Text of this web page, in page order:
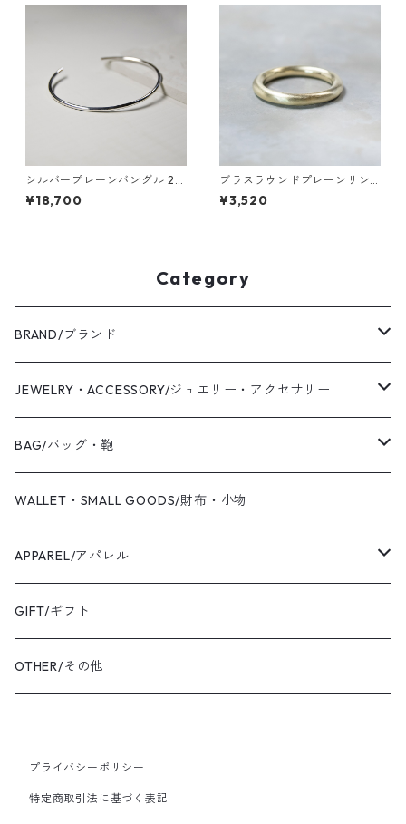
シルバープレーンバングル 2.
0mm幅 鏡面｜WKS PLANE B
ANGLE 2.0 sv mirror｜FA-6
¥18,700
ブラスラウンドプレーンリン
グ 3.0mm幅 マット 3号～27
号｜WKS ROUND PLANE RIN
¥3,520
Category
BRAND/ブランド
WAS KNOT WAS
2019 S/S
Coaling Cards Publisher
JEWELRY・ACCESSORY/ジュエリー・アクセサリー
RING/リング・指輪
PIERCED EARRINGS/ピアス
EAR CUFF/イヤーカフ
BANGLE・BRACELET/バングル・ブレスレット
K18YG/K18イエローゴールド
PT900/プラチナ
BAG/バッグ・鞄
CANVAS/帆布
LEATHER/皮革
トートバッグ
ショルダーバッグ
WALLET・SMALL GOODS/財布・小物
APPAREL/アパレル
TOPS/トップス
SHIRT・BLOUSE/シャツ・ブラウス
OUTER/アウター
GIFT/ギフト
OTHER/その他
プライバシーポリシー
特定商取引法に基づく表記